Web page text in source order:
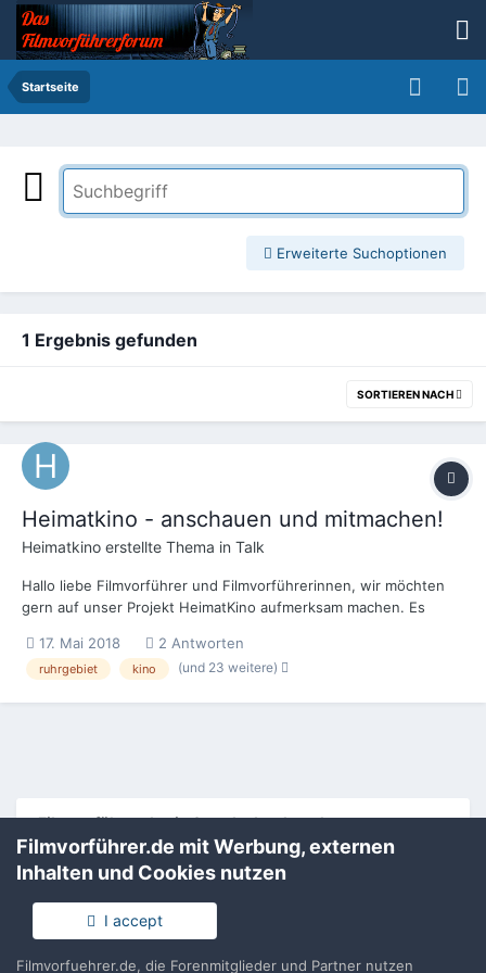
Startseite
Erweiterte Suchoptionen
1 Ergebnis gefunden
SORTIEREN NACH
Heimatkino - anschauen und mitmachen!
Heimatkino erstellte Thema in Talk
Hallo liebe Filmvorführer und Filmvorführerinnen, wir möchten
gern auf unser Projekt HeimatKino aufmerksam machen. Es
Kino im Ruhrgebiet. Sieben sinnliche Kurzfilme zu sieben ganz
unterschiedlichen Kinotypen. Die Pr...
17. Mai 2018 2 Antworten
ruhrgebiet kino (und 23 weitere)
Filmvorführer.de via Google durchsuchen:
Sprache
Impressum / Datenschutzerklärung
Nutzungsbedingungen
Filmvorführer.de mit Werbung, externen
Inhalten und Cookies nutzen
I accept
Filmvorfuehrer.de, die Forenmitglieder und Partner nutzen